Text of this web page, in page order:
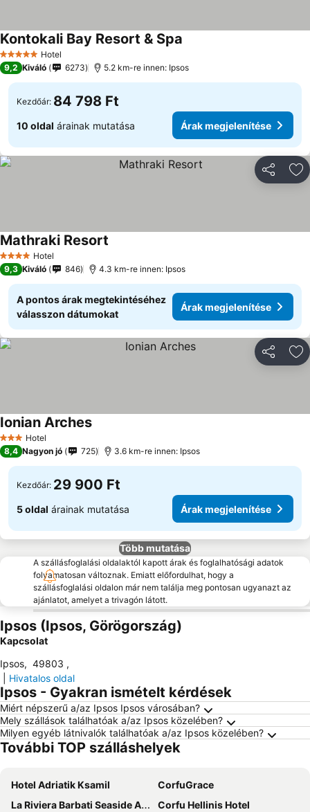
5 KategóriaHotel
Kontokali Bay Resort & Spa
9,2 Kiváló 6273 5.2 km-re innen: Ipsos
Kezdőár: 84 798 Ft
10 oldal árainak mutatása Árak megjelenítése
4 KategóriaHotel
Mathraki Resort
9,3 Kiváló 846 4.3 km-re innen: Ipsos
A pontos árak megtekintéséhez
válasszon dátumokat
Árak megjelenítése
3 Kategória
Hotel
Ionian ArchesÁrak megjelenítése
8,4 Nagyon jó 725 3.6 km-re innen: Ipsos
Kezdőár: 29 900 Ft
5 oldal árainak mutatása Árak megjelenítése
Több mutatása
A szállásfoglalási oldalaktól kapott árak és foglalhatósági adatok
folyamatosan változnak. Emiatt előfordulhat, hogy a
szállásfoglalási oldalon már nem találja meg pontosan ugyanazt az
ajánlatot, amelyet a trivagón látott.
Ipsos (Ipsos, Görögország)
Kapcsolat
Ipsos, 49803 ,
Hivatalos oldal
Ipsos - Gyakran ismételt kérdések
Miért népszerű a/az Ipsos Ipsos városában?
Mely szállások találhatóak a/az Ipsos közelében?
Milyen egyéb látnivalók találhatóak a/az Ipsos közelében?
További TOP szálláshelyek
Hotel Adriatik Ksamil
CorfuGrace
La Riviera Barbati Seaside Apartments
Corfu Hellinis Hotel